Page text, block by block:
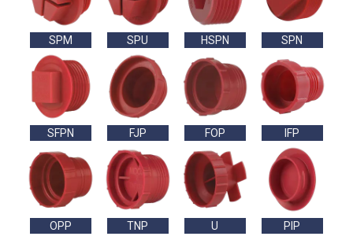
SPM SPU HSPN SPN
SFPN FJP FOP IFP
OPP TNP U PIP